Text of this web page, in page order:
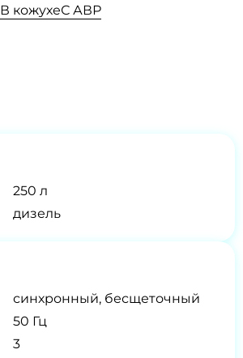
В кожухеС АВР
250 л
дизель
синхронный, бесщеточный
50 Гц
3